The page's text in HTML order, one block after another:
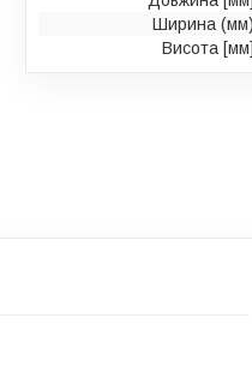
Ширина (мм)
Висота [мм]